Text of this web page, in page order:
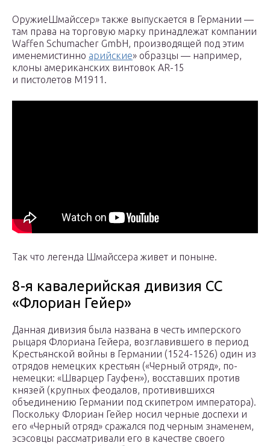
ОружиеШмайссер» также выпускается в Германии —
там права на торговую марку принадлежат компании
Waffen Schumacher GmbH, производящей под этим
именемистинно арийские» образцы — например,
клоны американских винтовок AR-15
и пистолетов М1911.
Так что легенда Шмайссера живет и поныне.
8-я кавалерийская дивизия СС
«Флориан Гейер»
Данная дивизия была названа в честь имперского
рыцаря Флориана Гейера, возглавившего в период
Крестьянской войны в Германии (1524-1526) один из
отрядов немецких крестьян («Черный отряд», по-
немецки: «Шварцер Гауфен»), восставших против
князей (крупных феодалов, противившихся
объединению Германии под скипетром императора).
Поскольку Флориан Гейер носил черные доспехи и
его «Черный отряд» сражался под черным знаменем,
эсэсовцы рассматривали его в качестве своего